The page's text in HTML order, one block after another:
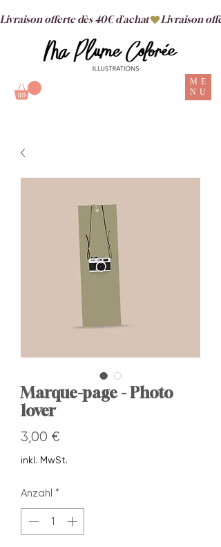
ME
NU
Livraison offerte dès 40€ d'achat
Marque-page - Photo
lover
3,00 €Preis
inkl. MwSt.
Anzahl *